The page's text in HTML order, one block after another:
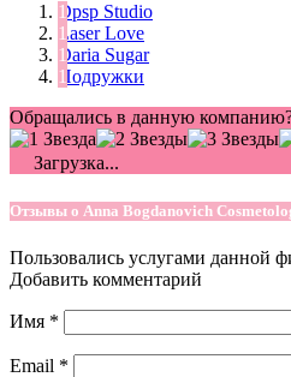
Dpsp Studio
Laser Love
Daria Sugar
Подружки
Обращались в данную
Загрузка...
Отзывы о Anna Bogdanovich
Пользовались услугами данной
Добавить комментарий
Имя *
Email *